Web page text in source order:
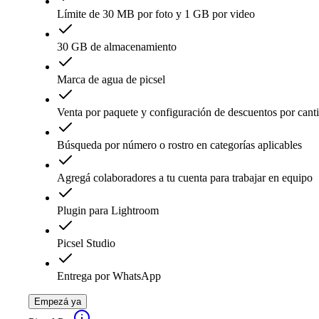
Límite de 30 MB por foto y 1 GB por video
30 GB de almacenamiento
Marca de agua de picsel
Venta por paquete y configuración de descuentos por
Búsqueda por número o rostro en categorías aplicables
Agregá colaboradores a tu cuenta para trabajar en equipo
Plugin para Lightroom
Picsel Studio
Entrega por WhatsApp
Empezá ya